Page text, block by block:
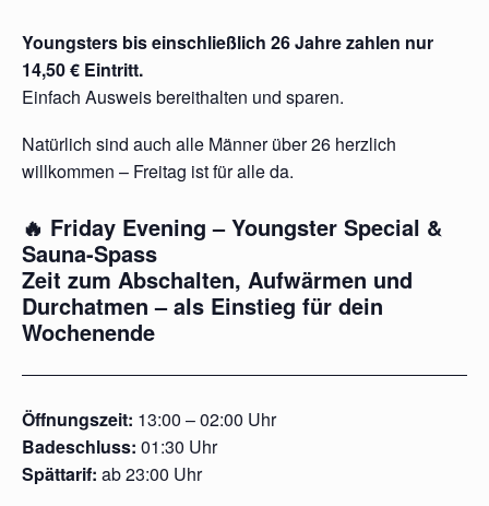
Youngsters bis einschließlich 26 Jahre zahlen nur
14,50 € Eintritt.
Einfach Ausweis bereithalten und sparen.
Natürlich sind auch alle Männer über 26 herzlich
willkommen – Freitag ist für alle da.
🔥 Friday Evening – Youngster Special &
Sauna-Spass
Zeit zum Abschalten, Aufwärmen und
Durchatmen – als Einstieg für dein
Wochenende
Öffnungszeit: 13:00 – 02:00 Uhr
Badeschluss: 01:30 Uhr
Spättarif: ab 23:00 Uhr